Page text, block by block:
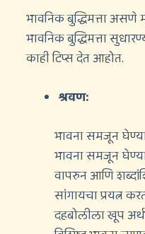
भावनिक बुद्धिमत्ता असणे
भावनिक बुद्धिमत्ता
काही टिप्स देत आहोत.
श्रवण:
भावना समजून
भावना समजून
वापरुन आणि
सांगायचा प्रयत्न
दहबोलीला खूप अर्थ